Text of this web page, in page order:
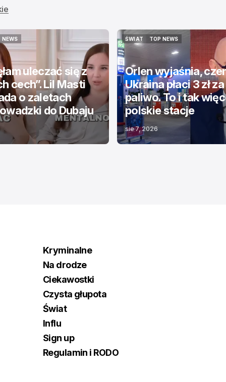
NEWS
uleczać się z
cech”. Lil Masti
o zaletach
do Dubaju
ŚWIAT
ŚWIAT
TOP NEWS
TOP NEWS
Orlen wyjaśnia,
Ukraina płaci 3 zł za
paliwo. To i tak
polskie stacje
sie 7, 2026
Kryminalne
Na drodze
Ciekawostki
Czysta głupota
Świat
Influ
Sign up
Regulamin i RODO